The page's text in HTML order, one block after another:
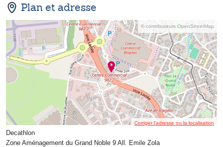
Plan et adresse
© contributeurs OpenStreetMap
Corriger l’adresse ou la localisation
Decathlon
Zone Aménagement du Grand Noble 9 All. Emile Zola